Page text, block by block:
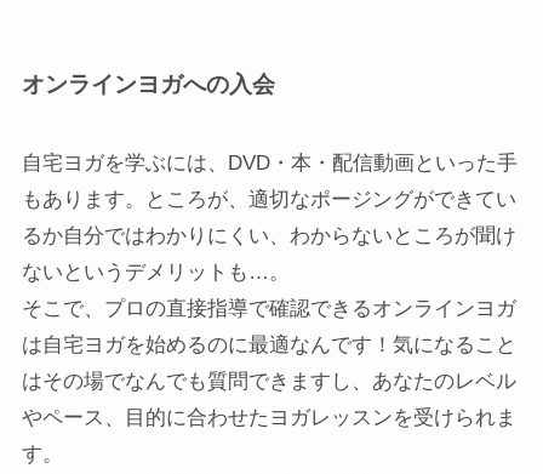
オンラインヨガへの入会
自宅ヨガを学ぶには、DVD・本・配信動画といった手
もあります。ところが、適切なポージングができてい
るか自分ではわかりにくい、わからないところが聞け
ないというデメリットも…。
そこで、プロの直接指導で確認できるオンラインヨガ
は自宅ヨガを始めるのに最適なんです！気になること
はその場でなんでも質問できますし、あなたのレベル
やペース、目的に合わせたヨガレッスンを受けられま
す。